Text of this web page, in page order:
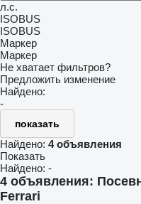
л.с.
ISOBUS
ISOBUS
Маркер
Маркер
Не хватает фильтров?
Предложить изменение
Найдено:
-
показать
Найдено: 4 объявления
Показать
Найдено: -
4 объявления:
Ferrari